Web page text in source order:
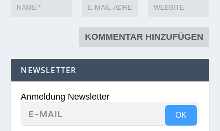
NEWSLETTER
Anmeldung Newsletter
OK